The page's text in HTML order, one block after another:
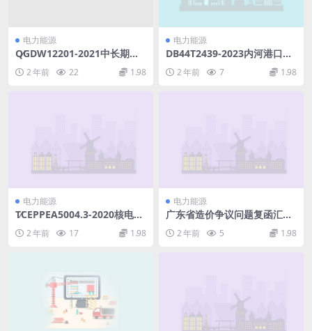
电力能源
Q∕GDW12201-2021中长期电
力市场交易运营效果评价(8.44
MB)pdf
2 年前 22 1.98
电力能源
DB44T2439-2023内河港口岸
2 年前 7 1.98
电力能源
T∕CEPPEA5004.3-2020核电厂
度规定第3部分：电厂化学(8.7
2 年前 17 1.98
电力能源
广东省造价争议问题复函汇编
2 年前 5 1.98